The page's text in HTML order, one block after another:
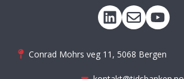
Conrad Mohrs veg 11, 5068 Bergen